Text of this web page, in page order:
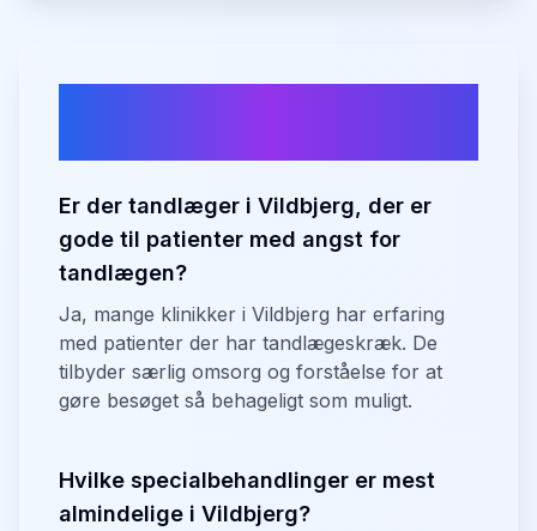
Er der tandlæger i Vildbjerg, der er
gode til patienter med angst for
tandlægen?
Ja, mange klinikker i Vildbjerg har erfaring
med patienter der har tandlægeskræk. De
tilbyder særlig omsorg og forståelse for at
gøre besøget så behageligt som muligt.
Hvilke specialbehandlinger er mest
almindelige i Vildbjerg?